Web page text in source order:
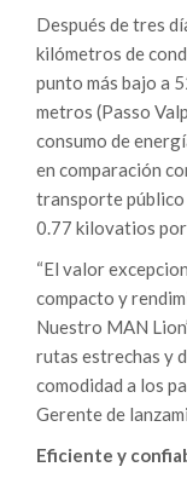
Después de tres
kilómetros de
punto más bajo a
metros (Passo
consumo de
en comparación
transporte público
0.77 kilovatios
“El valor
compacto y
Nuestro MAN
rutas estrechas y
comodidad a los
Gerente de
Eficiente y